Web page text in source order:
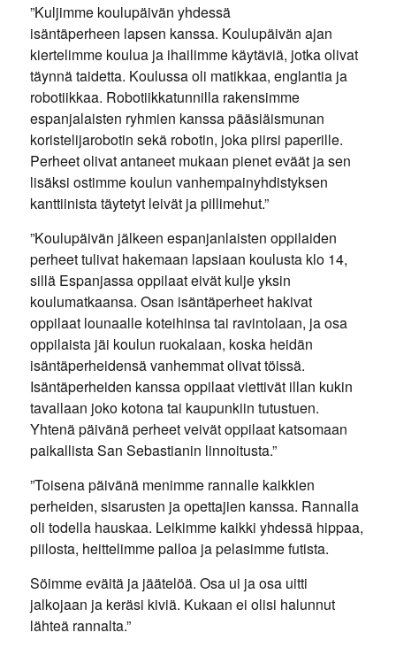
”Kuljimme koulupäivän yhdessä
isäntäperheen lapsen kanssa. Koulupäivän ajan
kiertelimme koulua ja ihailimme käytäviä, jotka olivat
täynnä taidetta. Koulussa oli matikkaa, englantia ja
robotiikkaa. Robotiikkatunnilla rakensimme
espanjalaisten ryhmien kanssa pääsiäismunan
koristelijarobotin sekä robotin, joka piirsi paperille.
Perheet olivat antaneet mukaan pienet eväät ja sen
lisäksi ostimme koulun vanhempainyhdistyksen
kanttiinista täytetyt leivät ja pillimehut.”
”Koulupäivän jälkeen espanjanlaisten oppilaiden
perheet tulivat hakemaan lapsiaan koulusta klo 14,
sillä Espanjassa oppilaat eivät kulje yksin
koulumatkaansa. Osan isäntäperheet hakivat
oppilaat lounaalle koteihinsa tai ravintolaan, ja osa
oppilaista jäi koulun ruokalaan, koska heidän
isäntäperheidensä vanhemmat olivat töissä.
Isäntäperheiden kanssa oppilaat viettivät illan kukin
tavallaan joko kotona tai kaupunkiin tutustuen.
Yhtenä päivänä perheet veivät oppilaat katsomaan
paikallista San Sebastianin linnoitusta.”
”Toisena päivänä menimme rannalle kaikkien
perheiden, sisarusten ja opettajien kanssa. Rannalla
oli todella hauskaa. Leikimme kaikki yhdessä hippaa,
piilosta, heittelimme palloa ja pelasimme futista.
Söimme eväitä ja jäätelöä. Osa ui ja osa uitti
jalkojaan ja keräsi kiviä. Kukaan ei olisi halunnut
lähteä rannalta.”